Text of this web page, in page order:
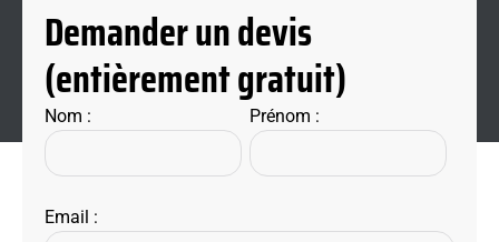
Demander un devis
(entièrement gratuit)
Nom : Prénom :
Email :